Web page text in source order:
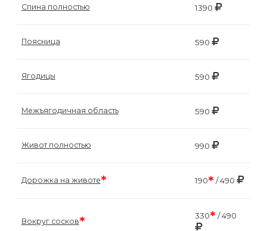
Спина полностью 1390
Поясница 590
Ягодицы 590
Межъягодичная область 590
Живот полностью 990
Дорожка на животе* 190*/ 490
Вокруг сосков* 330*/ 490